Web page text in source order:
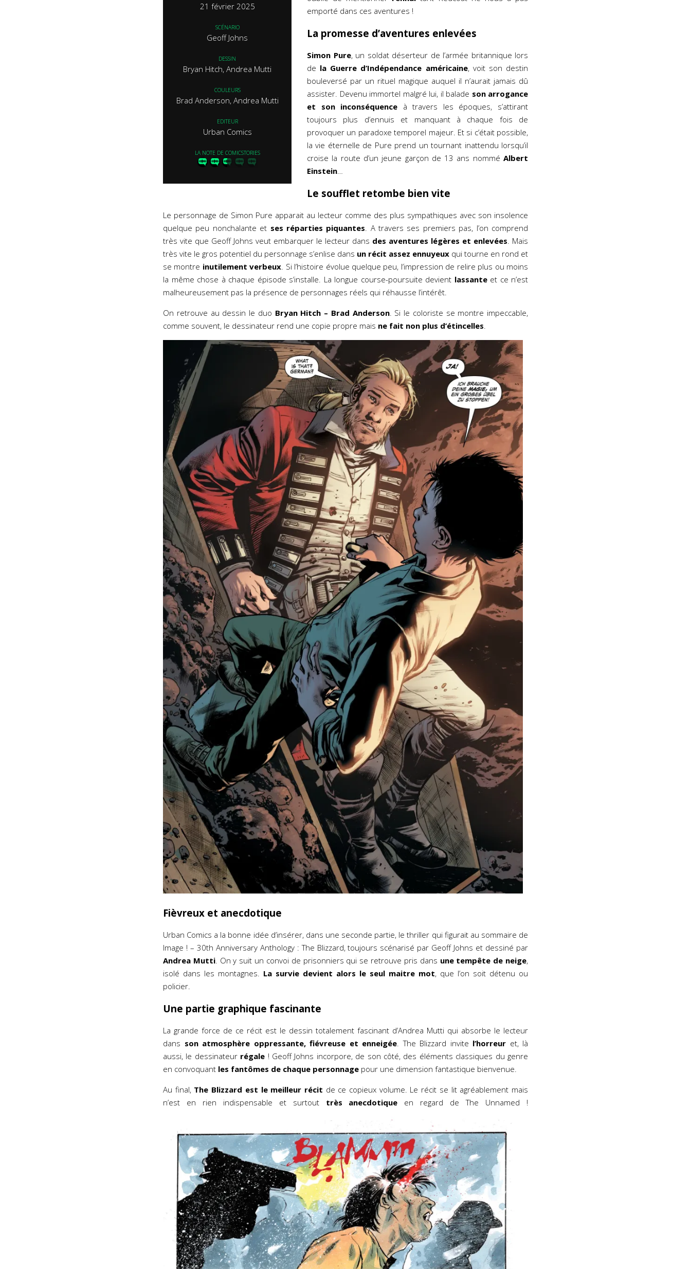
21 février 2025
SCÉNARIO
Geoff Johns
DESSIN
Bryan Hitch, Andrea Mutti
COULEURS
Brad Anderson, Andrea Mutti
EDITEUR
Urban Comics
LA NOTE DE COMICSTORIES
emporté dans ces aventures !
La promesse d’aventures enlevées
Simon Pure, un soldat déserteur de l’armée britannique lors
de la Guerre d’Indépendance américaine, voit son destin
bouleversé par un rituel magique auquel il n’aurait jamais dû
assister. Devenu immortel malgré lui, il balade son arrogance
et son inconséquence à travers les époques, s’attirant
toujours plus d’ennuis et manquant à chaque fois de
provoquer un paradoxe temporel majeur. Et si c’était possible,
la vie éternelle de Pure prend un tournant inattendu lorsqu’il
croise la route d’un jeune garçon de 13 ans nommé Albert
Einstein…
Le soufflet retombe bien vite
Le personnage de Simon Pure apparait au lecteur comme des plus sympathiques avec son insolence
quelque peu nonchalante et ses réparties piquantes. A travers ses premiers pas, l’on comprend
très vite que Geoff Johns veut embarquer le lecteur dans des aventures légères et enlevées. Mais
très vite le gros potentiel du personnage s’enlise dans un récit assez ennuyeux qui tourne en rond et
se montre inutilement verbeux. Si l’histoire évolue quelque peu, l’impression de relire plus ou moins
la même chose à chaque épisode s’installe. La longue course-poursuite devient lassanteet ce n’est
malheureusement pas la présence de personnages réels qui réhausse l’intérêt.
On retrouve au dessin le duo Bryan Hitch – Brad Anderson. Si le coloriste se montre impeccable,
comme souvent, le dessinateur rend une copie propre mais ne fait non plus d’étincelles.
Fièvreux et anecdotique
Urban Comics a la bonne idée d’insérer, dans une seconde partie, le thriller qui figurait au sommaire de
Image ! – 30th Anniversary Anthology : The Blizzard, toujours scénarisé par Geoff Johns et dessiné par
Andrea Mutti. On y suit un convoi de prisonniers qui se retrouve pris dans une tempête de neige,
isolé dans les montagnes. La survie devient alors le seul maitre mot, que l’on soit détenu ou
policier.
Une partie graphique fascinante
La grande force de ce récit est le dessin totalement fascinant d’Andrea Mutti qui absorbe le lecteur
dans son atmosphère oppressante, fiévreuse et enneigée. The Blizzard invite l’horreur et, là
aussi, le dessinateur régale ! Geoff Johns incorpore, de son côté, des éléments classiques du genre
en convoquant les fantômes de chaque personnage pour une dimension fantastique bienvenue.
Au final, The Blizzard est le meilleur récit de ce copieux volume. Le récit se lit agréablement mais
n’est en rien indispensable et surtout très anecdotique en regard de The Unnamed !